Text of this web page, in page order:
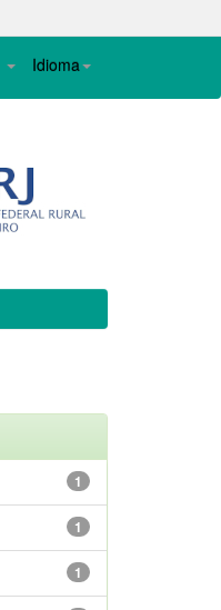
Idioma
1
1
1